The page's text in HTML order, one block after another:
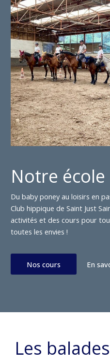
Notre école
Du baby poney au loisirs en
Club hippique de Saint Just
activités et des cours pour
toutes les envies !
Nos cours En
Les